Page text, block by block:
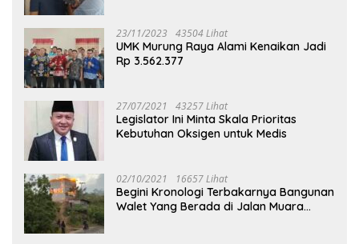
23/11/2023 43504 Lihat
UMK Murung Raya Alami Kenaikan Jadi
Rp 3.562.377
27/07/2021 43257 Lihat
Legislator Ini Minta Skala Prioritas
Kebutuhan Oksigen untuk Medis
02/10/2021 16657 Lihat
Begini Kronologi Terbakarnya Bangunan
Walet Yang Berada di Jalan Muara